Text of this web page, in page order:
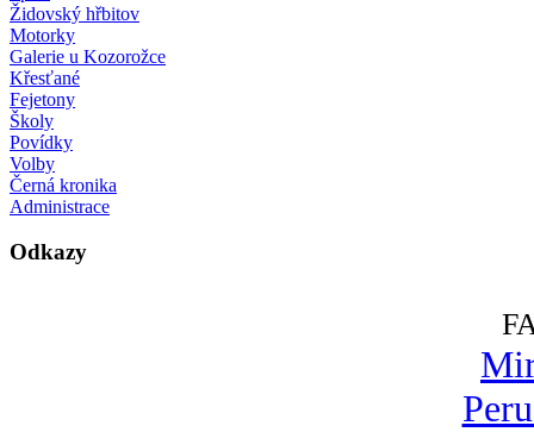
Židovský hřbitov
Motorky
Galerie u Kozorožce
Křesťané
Fejetony
Školy
Povídky
Volby
Černá kronika
Administrace
Odkazy